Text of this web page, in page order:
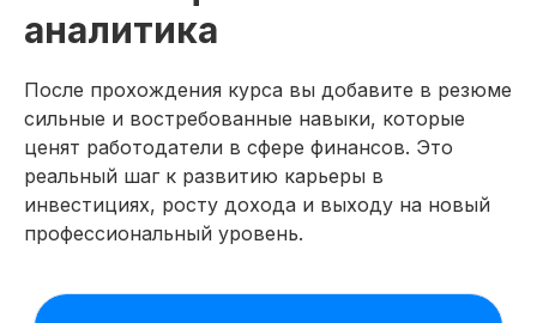
аналитика
После прохождения курса вы добавите в резюме
сильные и востребованные навыки, которые
ценят работодатели в сфере финансов. Это
реальный шаг к развитию карьеры в
инвестициях, росту дохода и выходу на новый
профессиональный уровень.
На основе исследования 1118 вакансий
hh.ru мы выделяем наиболее важные
навыки, которым клиенты обучаются
на курсе
Power Point
Gamma
DeepSeek
Алиса AI